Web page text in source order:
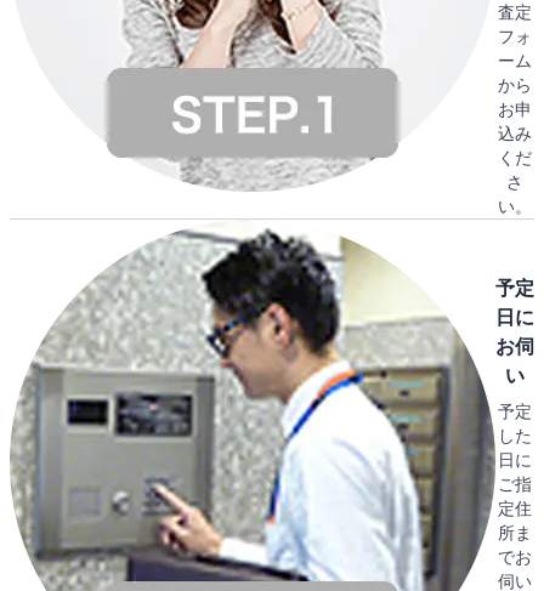
査定
フォ
ーム
から
お申
込み
くだ
さ
い。
予定
日に
お伺
い
予定
した
日に
ご指
定住
所ま
でお
伺い